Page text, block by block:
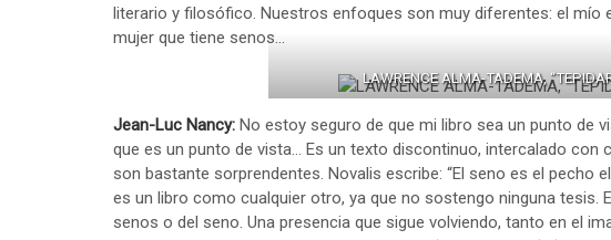
literario y filosófico. Nuestros enfoques son muy diferentes: el mío
mujer que tiene senos…
LAWRENCE ALMA-TADEMA,
Jean-Luc Nancy: No estoy seguro de que mi libro sea un punto de
que es un punto de vista… Es un texto discontinuo, intercalado con
son bastante sorprendentes. Novalis escribe: “El seno es el pecho
es un libro como cualquier otro, ya que no sostengo ninguna tesis.
senos o del seno. Una presencia que sigue volviendo, tanto en el